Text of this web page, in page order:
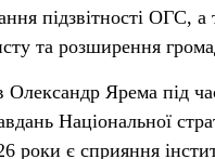
підзвітності ОГС,
та розширення
Ярема під
Національної
роки є сприяння